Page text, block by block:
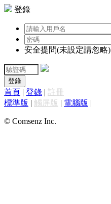
登錄
安全提問(未設定請忽略)
登錄
首頁 | 登錄 | 註冊
標準版 | 觸屏版 | 電腦版 |
© Comsenz Inc.